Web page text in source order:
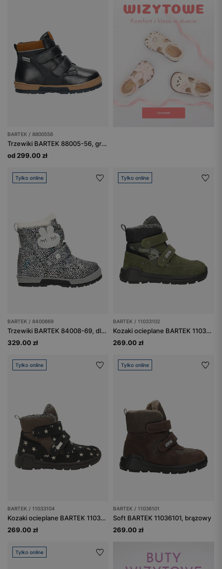
BARTEK / 8800556
Trzewiki BARTEK 88005-56, granatowo-brązowe
od 299.00 zł
Tylko online
BARTEK / 8400869
Trzewiki BARTEK 84008-69, dla dziewcząt, multicolor
329.00 zł
Tylko online
BARTEK / 11033102
Kozaki ocieplane BARTEK 11033102, zielony
269.00 zł
Tylko online
BARTEK / 11033104
Kozaki ocieplane BARTEK 11033104, dla dziewcząt, czarno-brązowy
269.00 zł
Tylko online
BARTEK / 11036101
Soft BARTEK 11036101, brązowy
269.00 zł
Tylko online